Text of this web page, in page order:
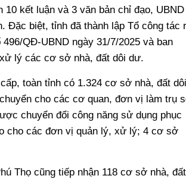
kết luận và 3 văn bản chỉ đạo, UBND
Đặc biệt, tỉnh đã thành lập Tổ công tác
QĐ-UBND ngày 31/7/2025 và ban
lý các cơ sở nhà, đất dôi dư.
toàn tỉnh có 1.324 cơ sở nhà, đất dôi
cho các cơ quan, đơn vị làm trụ
chuyển đổi công năng sử dụng phục
cho các đơn vị quản lý, xử lý; 4 cơ sở
Thọ cũng tiếp nhận 118 cơ sở nhà, đất